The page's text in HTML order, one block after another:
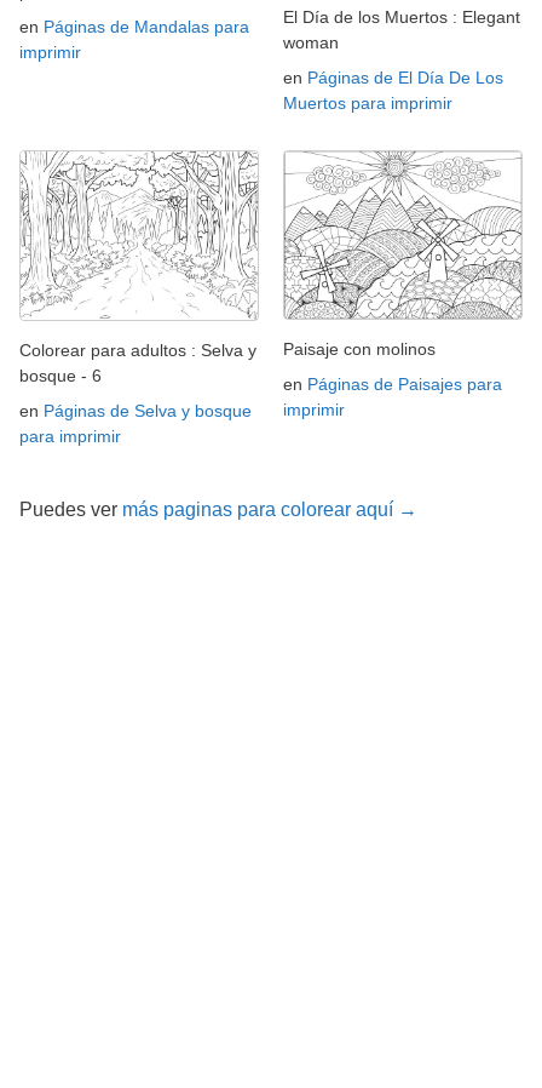
en Páginas de Mandalas para
imprimir
El Día de los Muertos : Elegant
woman
en Páginas de El Día De Los
Muertos para imprimir
Colorear para adultos : Selva y
bosque - 6
en Páginas de Selva y bosque
para imprimir
Paisaje con molinos
en Páginas de Paisajes para
imprimir
Puedes ver más paginas para colorear aquí →